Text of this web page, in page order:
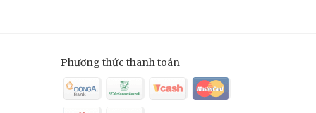
Phương thức thanh toán